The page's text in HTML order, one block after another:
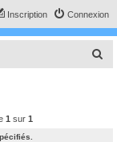
Connexion
Inscription
1 sur 1